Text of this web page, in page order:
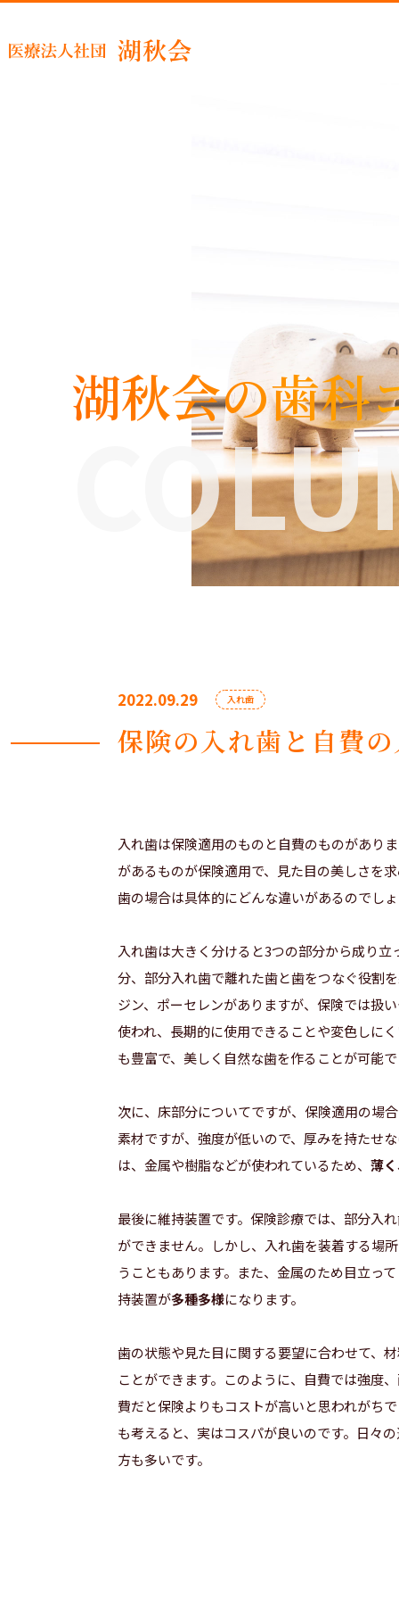
湖秋会の歯科
2022.09.29 入れ歯
保険の入れ歯と自費
入れ歯は保険適用のものと自費のものがあり
があるものが保険適用で、見た目の美しさを
歯の場合は具体的にどんな違いがあるのでし
入れ歯は大きく分けると3つの部分から成り立
分、部分入れ歯で離れた歯と歯をつなぐ役割
ジン、ポーセレンがありますが、保険では扱
使われ、長期的に使用できることや変色しに
も豊富で、美しく自然な歯を作ることが可能
次に、床部分についてですが、保険適用の場
素材ですが、強度が低いので、厚みを持たせ
は、金属や樹脂などが使われているため、 薄
最後に維持装置です。保険診療では、部分入
ができません。しかし、入れ歯を装着する場
うこともあります。また、金属のため目立っ
持装置が多種多様になります。
歯の状態や見た目に関する要望に合わせて、
ことができます。このように、自費では強度
費だと保険よりもコストが高いと思われがち
も考えると、実はコスパが良いのです。日々
方も多いです。